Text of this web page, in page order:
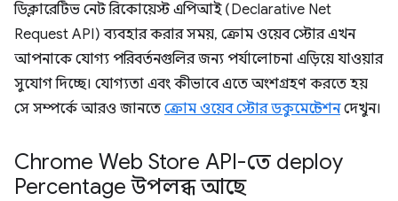
ডিক্লারেটিভ নেট রিকোয়েস্ট এপিআই (Declarative Net
Request API) ব্যবহার করার সময়, ক্রোম ওয়েব স্টোর এখন
আপনাকে যোগ্য পরিবর্তনগুলির জন্য পর্যালোচনা এড়িয়ে যাওয়ার
সুযোগ দিচ্ছে। যোগ্যতা এবং কীভাবে এতে অংশগ্রহণ করতে হয়
সে সম্পর্কে আরও জানতে ক্রোম ওয়েব স্টোর ডকুমেন্টেশনদেখুন।
Chrome Web Store API-তে deploy
Percentage উপলব্ধ আছে